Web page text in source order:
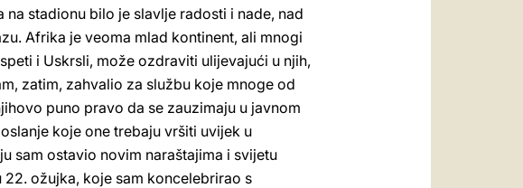
stadionu bilo je slavlje radosti i nade, nad
Afrika je veoma mlad kontinent, ali mnogi
i Uskrsli, može ozdraviti ulijevajući u njih,
zatim, zahvalio za službu koje mnoge od
puno pravo da se zauzimaju u javnom
koje one trebaju vršiti uvijek u
sam ostavio novim naraštajima i svijetu
ožujka, koje sam koncelebrirao s